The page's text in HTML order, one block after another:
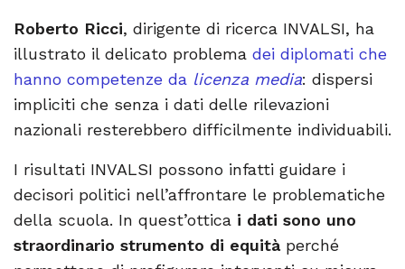
Roberto Ricci, dirigente di ricerca INVALSI, ha
illustrato il delicato problema dei diplomati che
hanno competenze da licenza media: dispersi
impliciti che senza i dati delle rilevazioni
nazionali resterebbero difficilmente individuabili.
I risultati INVALSI possono infatti guidare i
decisori politici nell’affrontare le problematiche
della scuola. In quest’ottica i dati sono uno
straordinario strumento di equitàperché